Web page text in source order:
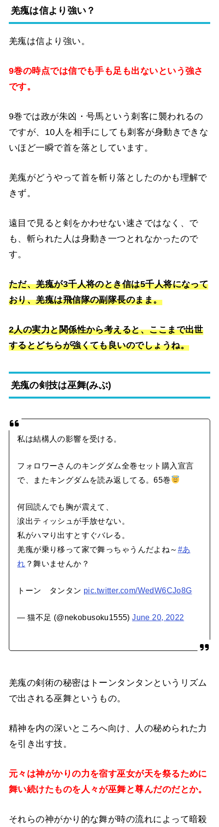
羌瘣は信より強い？
羌瘣は信より強い。
9巻の時点では信でも手も足も出ないという強さ
です。
9巻では政が朱凶・号馬という刺客に襲われるの
ですが、10人を相手にしても刺客が身動きできな
いほど一瞬で首を落としています。
羌瘣がどうやって首を斬り落としたのかも理解で
きず。
遠目で見ると剣をかわせない速さではなく、で
も、斬られた人は身動き一つとれなかったので
す。
ただ、羌瘣が3千人将のとき信は5千人将になって
おり、羌瘣は飛信隊の副隊長のまま。
2人の実力と関係性から考えると、ここまで出世
するとどちらが強くても良いのでしょうね。
羌瘣の剣技は巫舞(みぶ)
私は結構人の影響を受ける。
フォロワーさんのキングダム全巻セット購入宣言
で、またキングダムを読み返してる。65巻
何回読んでも胸が震えて、
涙出ティッシュが手放せない。
私がハマり出すとすぐバレる。
羌瘣が乗り移って家で舞っちゃうんだよね～ #あ
れ ？舞いませんか？
トーン タンタン pic.twitter.com/WedW6CJo8G
— 猫不足 (@nekobusoku1555)June 20, 2022
羌瘣の剣術の秘密はトーンタンタンというリズム
で出される巫舞というもの。
精神を内の深いところへ向け、人の秘められた力
を引き出す技。
元々は神がかりの力を宿す巫女が天を祭るために
舞い続けたものを人々が巫舞と尊んだのだとか。
それらの神がかり的な舞が時の流れによって暗殺